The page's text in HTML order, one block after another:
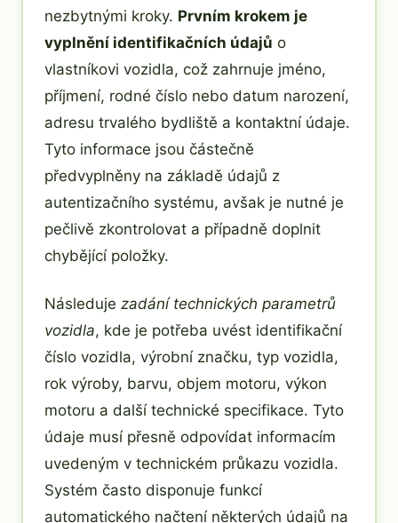
nezbytnými kroky. Prvním krokem je
vyplnění identifikačních údajů o
vlastníkovi vozidla, což zahrnuje jméno,
příjmení, rodné číslo nebo datum narození,
adresu trvalého bydliště a kontaktní údaje.
Tyto informace jsou částečně
předvyplněny na základě údajů z
autentizačního systému, avšak je nutné je
pečlivě zkontrolovat a případně doplnit
chybějící položky.
Následuje zadání technických parametrů
vozidla, kde je potřeba uvést identifikační
číslo vozidla, výrobní značku, typ vozidla,
rok výroby, barvu, objem motoru, výkon
motoru a další technické specifikace. Tyto
údaje musí přesně odpovídat informacím
uvedeným v technickém průkazu vozidla.
Systém často disponuje funkcí
automatického načtení některých údajů na